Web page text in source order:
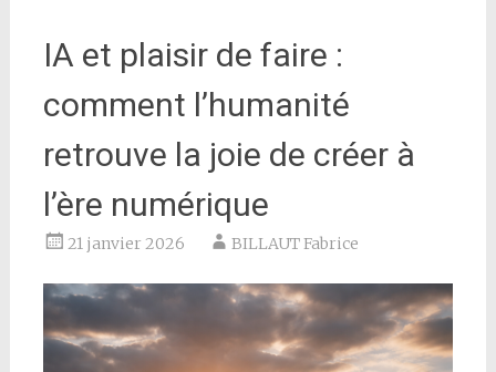
IA et plaisir de faire :
comment l’humanité
retrouve la joie de créer à
l’ère numérique
21 janvier 2026 BILLAUT Fabrice